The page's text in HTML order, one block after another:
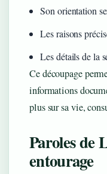
Son orientation
Les raisons
Les détails de la
Ce découpage
informations
plus sur sa vie,
Paroles de
entourage